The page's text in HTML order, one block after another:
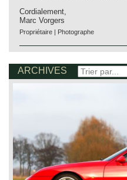
Cordialement,
Marc Vorgers
Propriétaire | Photographe
ARCHIVES